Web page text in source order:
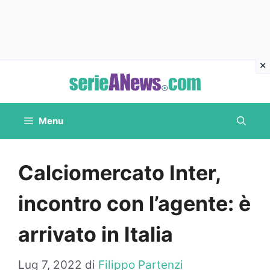
contenuto
Menu
Calciomercato Inter,
incontro con l’agente: è
arrivato in Italia
Lug 7, 2022 di Filippo Partenzi